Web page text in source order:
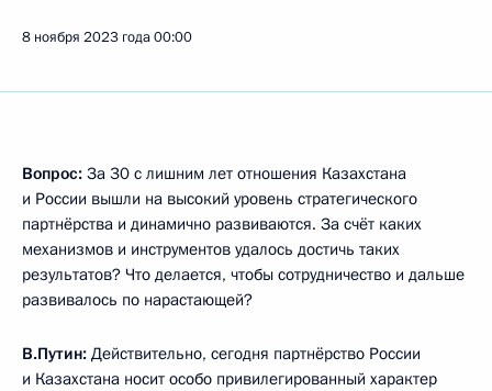
8 ноября 2023 года00:00
Вопрос: За 30 с лишним лет отношения Казахстана
и России вышли на высокий уровень стратегического
партнёрства и динамично развиваются. За счёт каких
механизмов и инструментов удалось достичь таких
результатов? Что делается, чтобы сотрудничество и дальше
развивалось по нарастающей?
В.Путин: Действительно, сегодня партнёрство России
и Казахстана носит особо привилегированный характер